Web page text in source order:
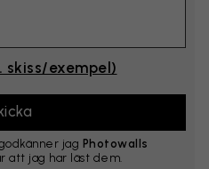
skiss/exempel)
jag Photowalls
att jag har läst dem.